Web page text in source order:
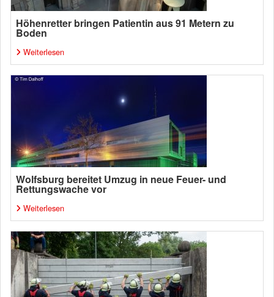
Höhenretter bringen Patientin aus 91 Metern zu
Boden
Weiterlesen
Wolfsburg bereitet Umzug in neue Feuer- und
Rettungswache vor
Weiterlesen